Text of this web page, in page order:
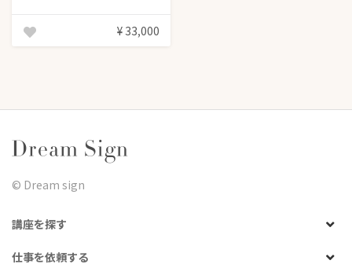
¥ 33,000
©︎ Dream sign
講座を探す
仕事を依頼する